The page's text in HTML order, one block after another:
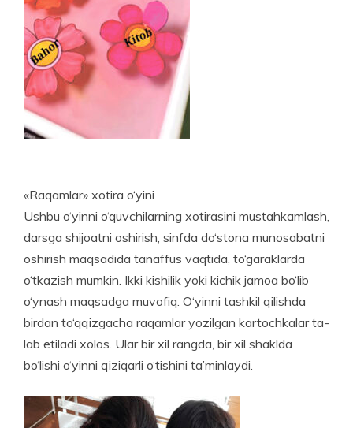
«Raqamlar» xotira o‘yini
Ushbu o‘yinni o‘quvchilarning xotirasini mustahkam­lash,
darsga shijoatni oshirish, sinfda do‘stona munosabatni
oshirish maqsadida tanaffus vaqtida, to‘garaklarda
o‘tkazish mumkin. Ikki kishilik yoki kichik jamoa bo‘lib
o‘ynash maqsadga muvofiq. O‘yinni tashkil qilishda
birdan to‘qqizgacha raqamlar yozilgan kartochkalar ta­
lab etiladi xolos. Ular bir xil rangda, bir xil shaklda
bo‘lishi o‘yinni qiziqarli o‘tishini ta’minlaydi.